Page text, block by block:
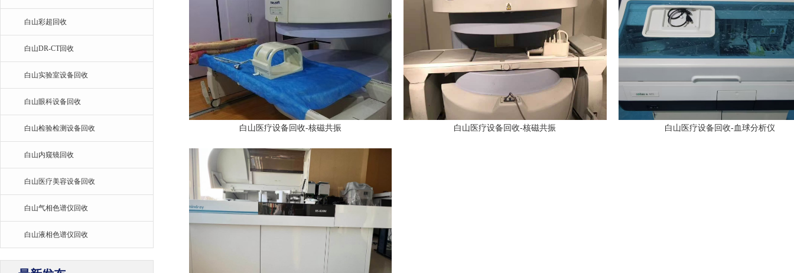
白山彩超回收
白山DR-CT回收
白山实验室设备回收
白山眼科设备回收
白山检验检测设备回收
白山内窥镜回收
白山医疗美容设备回收
白山气相色谱仪回收
白山液相色谱仪回收
白山医疗设备回收-核磁共振 白山医疗设备回收-核磁共振 白山医疗设备回收-血球分析仪